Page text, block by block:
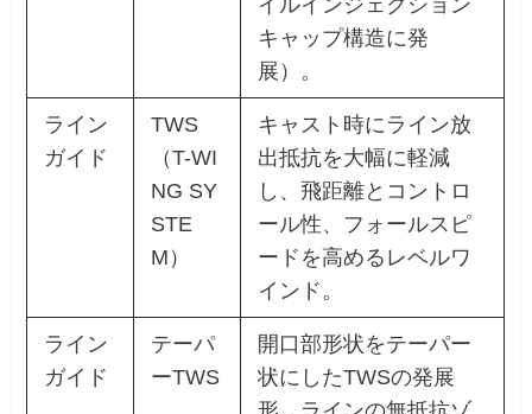
キャップ構造に発
展）。
ライン
ガイド
TWS
（T-WI
NG SY
STE
M）
キャスト時にライン放
出抵抗を大幅に軽減
し、飛距離とコントロ
ール性、フォールスピ
ードを高めるレベルワ
インド。
ライン
ガイド
テーパ
ーTWS
開口部形状をテーパー
状にしたTWSの発展